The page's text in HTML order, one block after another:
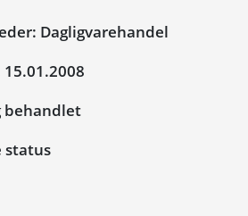
Dagligvarehandel
behandlet
status